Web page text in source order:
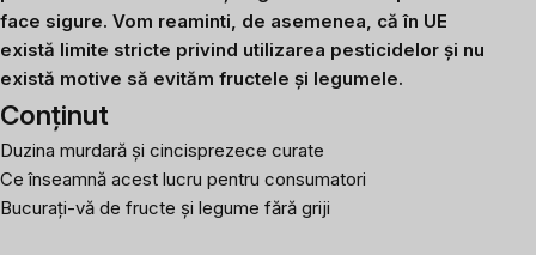
face sigure. Vom reaminti, de asemenea, că în UE
există limite stricte privind utilizarea pesticidelor și nu
există motive să evităm fructele și legumele.
Conținut
Duzina murdară și cincisprezece curate
Ce înseamnă acest lucru pentru consumatori
Bucurați-vă de fructe și legume fără griji